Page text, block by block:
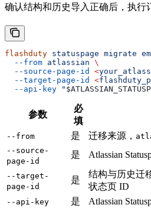
确认结构和历史导入正确后，执行
flashduty statuspage migrate
  --from
atlassian \
  --source-page-id
<
  --target-page-id
<
  --api-key
"
参数
必
填
--from 是 迁移来源，
--source-
page-id
是 Atlassian
--target-
page-id
是
结构与历史迁
状态页 ID
--api-key 是 Atlassian